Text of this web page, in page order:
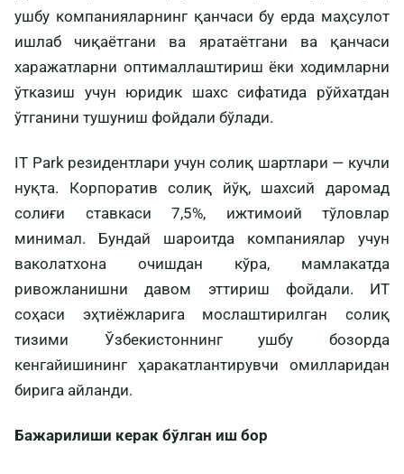
ушбу компанияларнинг қанчаси бу ерда маҳсулот
ишлаб чиқаётгани ва яратаётгани ва қанчаси
харажатларни оптималлаштириш ёки ходимларни
ўтказиш учун юридик шахс сифатида рўйхатдан
ўтганини тушуниш фойдали бўлади.
IT Park резидентлари учун солиқ шартлари — кучли
нуқта. Корпоратив солиқ йўқ, шахсий даромад
солиғи ставкаси 7,5%, ижтимоий тўловлар
минимал. Бундай шароитда компаниялар учун
ваколатхона очишдан кўра, мамлакатда
ривожланишни давом эттириш фойдали. ИТ
соҳаси эҳтиёжларига мослаштирилган солиқ
тизими Ўзбекистоннинг ушбу бозорда
кенгайишининг ҳаракатлантирувчи омилларидан
бирига айланди.
Бажарилиши керак бўлган иш бор